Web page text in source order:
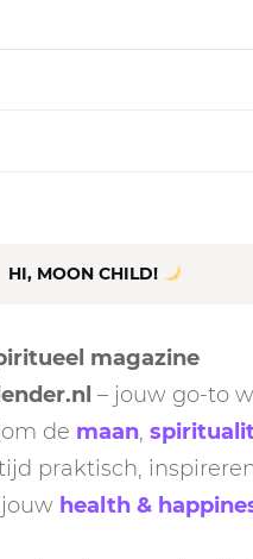
HI, MOON CHILD!
magazine
– jouw go-to
de maan,
praktisch,
health &